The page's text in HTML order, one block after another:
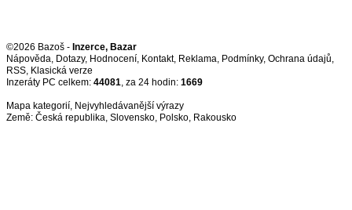
©2026 Bazoš - Inzerce, Bazar
Nápověda, Dotazy, Hodnocení, Kontakt, Reklama, Podmínky, Ochrana údajů,
RSS,
Inzeráty PC celkem: 44081, za 24 hodin: 1669
Mapa kategorií, Nejvyhledávanější výrazy
Země: Česká republika, Slovensko, Polsko, Rakousko